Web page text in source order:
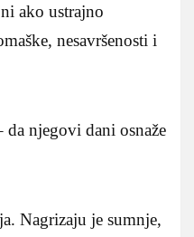
ako ustrajno
nesavršenosti i
da njegovi dani osnaže
Nagrizaju je sumnje,